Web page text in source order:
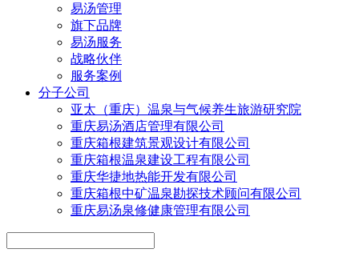
易汤管理
旗下品牌
易汤服务
战略伙伴
服务案例
分子公司
亚太（重庆）温泉与气候养生旅游研究院
重庆易汤酒店管理有限公司
重庆箱根建筑景观设计有限公司
重庆箱根温泉建设工程有限公司
重庆华捷地热能开发有限公司
重庆箱根中矿温泉勘探技术顾问有限公司
重庆易汤泉修健康管理有限公司